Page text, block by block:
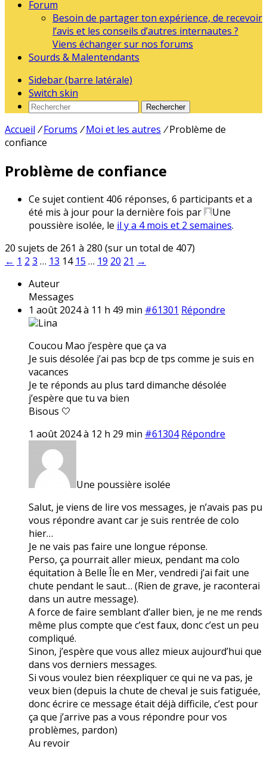
Forum
Besoin de partager ton expérience, de recevoir
l’avis et les conseils d’autres internautes ?
Viens échanger sur nos forums
Sourds & Malentendants
Sidebar (barre latérale)
Switch skin
Rechercher
Accueil / Forums / Moi et les autres / Problème de
confiance
Problème de confiance
Ce sujet contient 406 réponses, 6 participants et a
été mis à jour pour la dernière fois par
Une
poussière isolée, le il y a 4 mois et 2 semaines.
20 sujets de 261 à 280 (sur un total de 407)
← 1 2 3 … 13 14 15 … 19 20 21 →
Auteur
Messages
1 août 2024 à 11 h 49 min #61301 Répondre
Lina
Coucou Mao j’espère que ça va
Je suis désolée j’ai pas bcp de tps comme je suis en
vacances
Je te réponds au plus tard dimanche désolée
j’espère que tu va bien
Bisous 🤍
1 août 2024 à 12 h 29 min #61304 Répondre
Une poussière isolée
Salut, je viens de lire vos messages, je n’avais pas pu
vous répondre avant car je suis rentrée de colo
hier…
Je ne vais pas faire une longue réponse.
Perso, ça pourrait aller mieux, pendant ma colo
équitation à Belle Île en Mer, vendredi j’ai fait une
chute pendant le saut… (Rien de grave, je raconterai
dans un autre message).
A force de faire semblant d’aller bien, je ne me rends
même plus compte que c’est faux, donc c’est un peu
compliqué.
Sinon, j’espère que vous allez mieux aujourd’hui que
dans vos derniers messages.
Si vous voulez bien réexpliquer ce qui ne va pas, je
veux bien (depuis la chute de cheval je suis fatiguée,
donc écrire ce message était déjà difficile, c’est pour
ça que j’arrive pas a vous répondre pour vos
problèmes, pardon)
Au revoir